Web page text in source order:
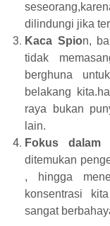
dilindungi jika
Kaca Spion,
tidak
berghuna
belakang
raya bukan
lain.
Fokus dalam
ditemukan
, hingga
konsentrasi
sangat